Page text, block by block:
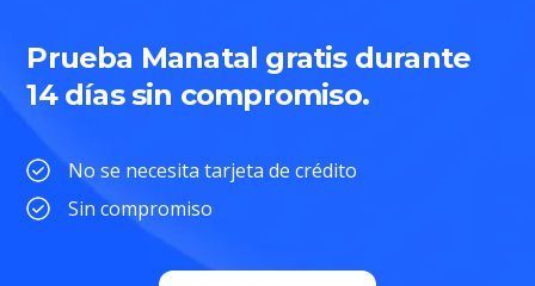
Prueba Manatal gratis durante
14 días sin compromiso.
No se necesita tarjeta de crédito
Sin compromiso